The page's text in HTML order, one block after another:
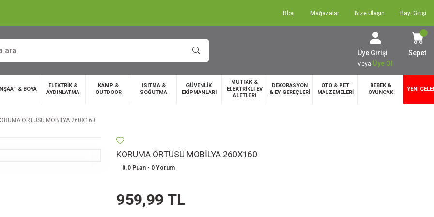
Blog Mağazalar Bize Ulaşın Bayi Girişi
Üye Girişi
Veya Üye Ol
Sepet
& BOYA
ELEKTRİK &
AYDINLATMA
KAMP &
OUTDOOR
ISITMA &
SOĞUTMA
GÜVENLİK
EKİPMANLARI
MUTFAK &
ELEKTRİKLİ EV
ALETLERİ
DEKORASYON
& EV GEREÇLERİ
OTO & PET
MALZEMELERİ
BEBEK &
OYUNCAK
YENİ
ÖRTÜSÜ MOBİLYA 260X160
KORUMA ÖRTÜSÜ MOBİLYA 260X160
0.0 Puan - 0 Yorum
959,99 TL